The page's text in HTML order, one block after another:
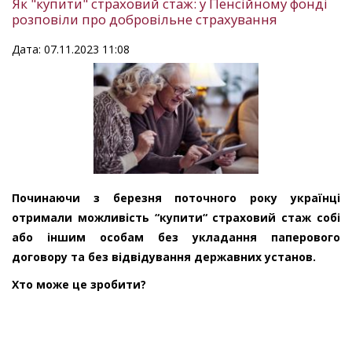
Як "купити" страховий стаж: у Пенсійному фонді
розповіли про добровільне страхування
Дата: 07.11.2023 11:08
Починаючи з березня поточного року українці
отримали можливість “купити“ страховий стаж собі
або іншим особам без укладання паперового
договору та без відвідування державних установ.
Хто може це зробити?